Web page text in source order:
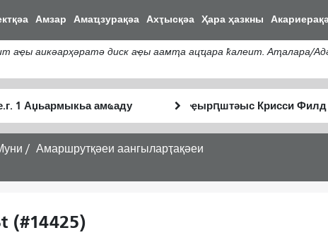
요
콘
텐
츠
건
뛰
Амзар Амаҵзурақәа Ахҭысқәа Ҳара ҳазкны
аикәарҳәратә диск аҿы аамҭа ацҵара ҟалеит. Аҭалара/
аҭыԥ
Аныҟәара
Амаршрутқәеи аангыларҭақәеи
(#14425)